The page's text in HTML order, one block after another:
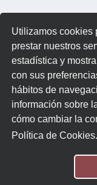
Utilizamos cookies
prestar nuestros
estadística y
con sus
hábitos de
información sobre
cómo cambiar la
Política de Cookies.